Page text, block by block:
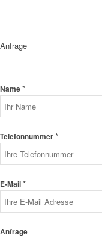
Anfrage
Name*
Telefonnummer*
E-Mail*
Anfrage